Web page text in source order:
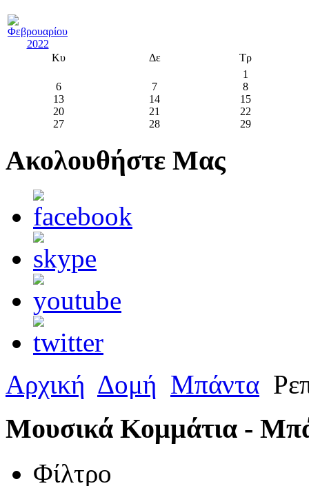
Κυ Δε
Τρ
1
6
7
8
13
14
15
20
21
22
27
28 29
Ακολουθήστε Μας
Αρχική Δομή Μπάντα
Μουσικά Κομμάτια -
Φίλτρο